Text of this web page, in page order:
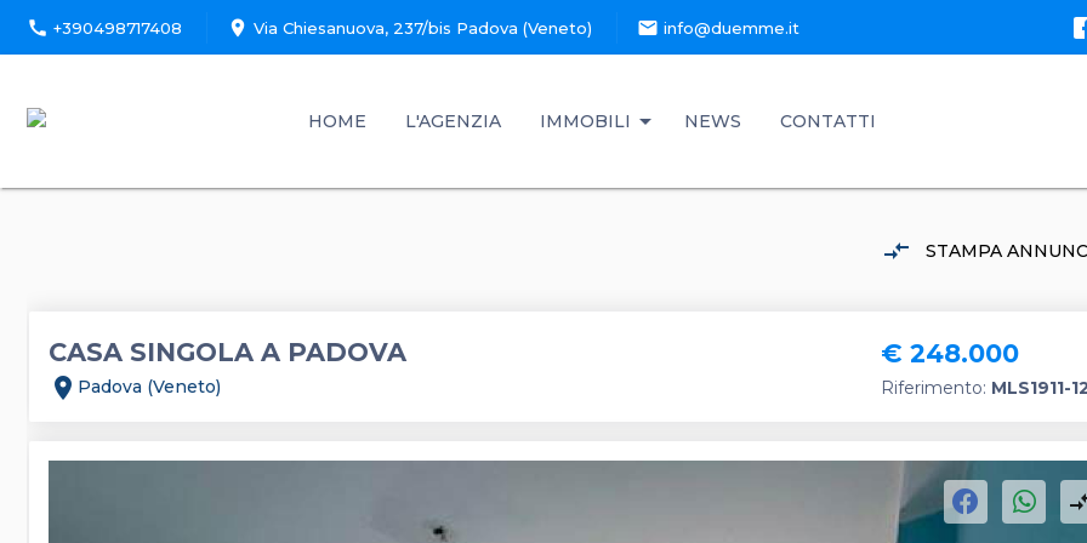
call +390498717408 location_on Via Chiesanuova, 237/bis Padova (Veneto) mail info@duemme.it
HOME L'AGENZIA IMMOBILI NEWS CONTATTI
compare_arrows STAMPA
CASA SINGOLA A PADOVA
location_on Padova (Veneto)
€ 248.000
Riferimento: MLS1911-